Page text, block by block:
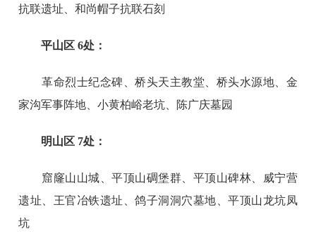
抗联遗址、和尚帽子抗联石刻
平山区 6处：
革命烈士纪念碑、桥头天主教堂、桥头水源地、金
家沟军事阵地、小黄柏峪老坑、陈广庆墓园
明山区 7处：
窟窿山山城、平顶山碉堡群、平顶山碑林、威宁营
遗址、王官冶铁遗址、鸽子洞洞穴墓地、平顶山龙坑凤
坑